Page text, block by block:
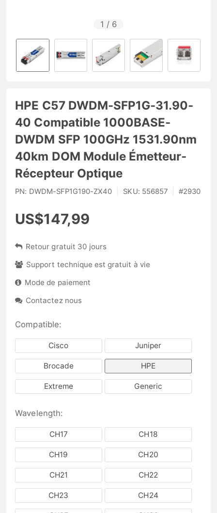
1 / 6
HPE C57 DWDM-SFP1G-31.90-
40 Compatible 1000BASE-
DWDM SFP 100GHz 1531.90nm
40km DOM Module Émetteur-
Récepteur Optique
PN: DWDM-SFP1G190-ZX40 SKU: 556857 #2930
US$147,99
Retour gratuit 30 jours
Support technique est gratuit à vie
Mode de paiement
Contactez nous
Compatible:
Cisco Juniper
Brocade HPE
Extreme Generic
Wavelength:
CH17 CH18
CH19 CH20
CH21 CH22
CH23 CH24